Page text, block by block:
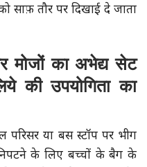
साफ़ तौर पर दिखाई दे जाता
मोजों का अभेद्य सेट
की उपयोगिता का
परिसर या बस स्टॉप पर भीग
के लिए बच्चों के बैग के